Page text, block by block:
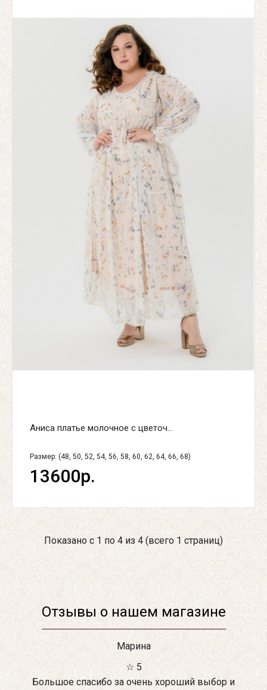
Аниса платье молочное с цветоч...
Размер: (48, 50, 52, 54, 56, 58, 60, 62, 64, 66, 68)
13600р.
Показано с 1 по 4 из 4 (всего 1 страниц)
Отзывы о нашем магазине
Марина
☆ 5
Большое спасибо за очень хороший выбор и